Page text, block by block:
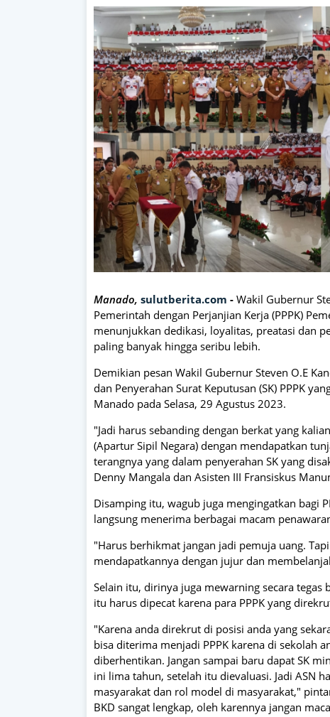
Manado, sulutberita.com - Wakil Gubernur
Pemerintah dengan Perjanjian Kerja (PPPK)
menunjukkan dedikasi, loyalitas, preatasi dan
paling banyak hingga seribu lebih.
Demikian pesan Wakil Gubernur Steven O.E
dan Penyerahan Surat Keputusan (SK) PPPK
Manado pada Selasa, 29 Agustus 2023.
"Jadi harus sebanding dengan berkat yang
(Apartur Sipil Negara) dengan mendapatkan
terangnya yang dalam penyerahan SK yang
Denny Mangala dan Asisten III Fransiskus
Disamping itu, wagub juga mengingatkan bagi
langsung menerima berbagai macam
"Harus berhikmat jangan jadi pemuja uang.
mendapatkannya dengan jujur dan
Selain itu, dirinya juga mewarning secara
itu harus dipecat karena para PPPK yang
"Karena anda direkrut di posisi anda yang
bisa diterima menjadi PPPK karena di sekolah
diberhentikan. Jangan sampai baru dapat SK
ini lima tahun, setelah itu dievaluasi. Jadi ASN
masyarakat dan rol model di masyarakat,"
BKD sangat lengkap, oleh karennya jangan